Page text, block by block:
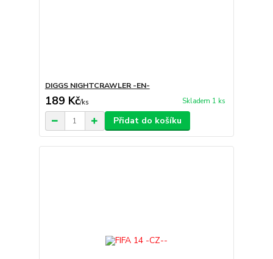
DIGGS NIGHTCRAWLER -EN-
189 Kč/ks Skladem 1 ks
Přidat do košíku